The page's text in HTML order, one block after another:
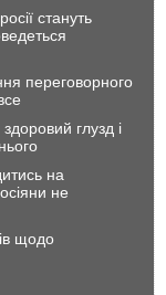
стануть
переговорного
глузд і
на
не
щодо